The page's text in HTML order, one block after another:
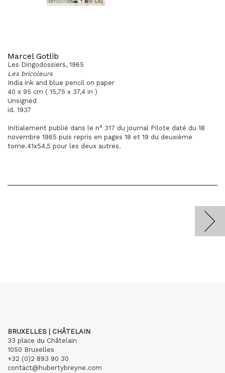
Marcel Gotlib
Les Dingodossiers, 1965
Les bricoleurs
India ink and blue pencil on paper
40 x 95 cm ( 15,75 x 37,4 in )
Unsigned
id. 1937
Initialement publié dans le n° 317 du journal Pilote daté du 18
novembre 1965 puis repris en pages 18 et 19 du deuxième
tome.41x54,5 pour les deux autres.
BRUXELLES | CHÂTELAIN
33 place du Châtelain
1050 Bruxelles
+32 (0)2 893 90 30
contact@hubertybreyne.com